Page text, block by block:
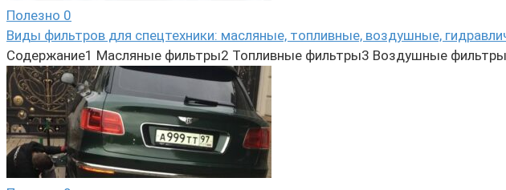
Полезно 0
Виды фильтров для спецтехники: масляные, топливные, воздушные,
Содержание1 Масляные фильтры2 Топливные фильтры3 Воздушные